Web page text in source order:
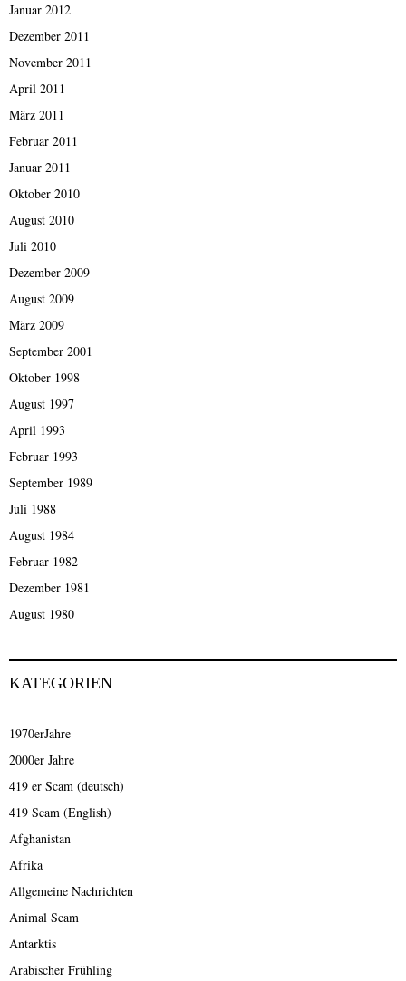
Januar 2012
Dezember 2011
November 2011
April 2011
März 2011
Februar 2011
Januar 2011
Oktober 2010
August 2010
Juli 2010
Dezember 2009
August 2009
März 2009
September 2001
Oktober 1998
August 1997
April 1993
Februar 1993
September 1989
Juli 1988
August 1984
Februar 1982
Dezember 1981
August 1980
KATEGORIEN
1970erJahre
2000er Jahre
419 er Scam (deutsch)
419 Scam (English)
Afghanistan
Afrika
Allgemeine Nachrichten
Animal Scam
Antarktis
Arabischer Frühling